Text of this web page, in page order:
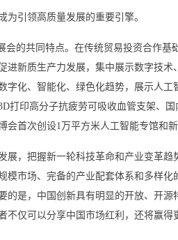
为引领高质量发展的重要引擎。
会的共同特点。在传统贸易投资合作
进新质生产力发展，集中展示数字技
字化、智能化、绿色化趋势，展示人
打印高分子抗疲劳可吸收血管支架、
会首次创设1万平方米人工智能专馆和
展，把握新一轮科技革命和产业变革
模市场、完备的产业配套体系和多样
的是，中国创新具有明显的开放、开
不仅可以分享中国市场红利，还将赢得